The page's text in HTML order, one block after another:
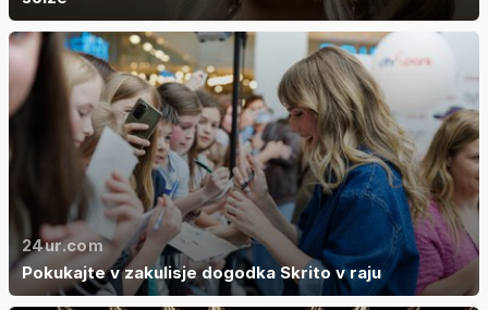
24ur.com
Pokukajte v zakulisje dogodka Skrito v raju